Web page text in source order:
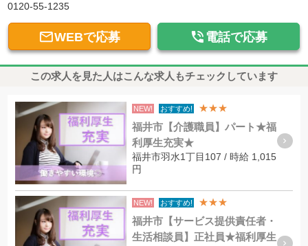
0120-55-1235
WEBで応募  電話で応募
この求人を見た人はこんな求人もチェックしています
NEW! おすすめ! ★★★
福井市【介護職員】パート★福
利厚生充実★
福井市羽水1丁目107 / 時給 1,015
円
NEW! おすすめ! ★★★
福井市【サービス提供責任者・
生活相談員】正社員★福利厚生